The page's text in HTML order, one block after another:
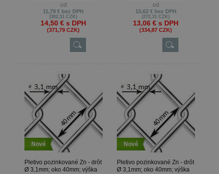
Metrová dĺžka je možná len pri
výrobe na presné metre, keď
zákazník potrebuje napr. 22m ,
13m atď.
od
11,79 € bez DPH
(302,31 CZK)
14,50 € s DPH
(371,79 CZK)
Metrová dĺžka je možná len pri
výrobe na presné metre, keď
zákazník potrebuje napr. 22m ,
13m atď.
od
10,62 € bez DPH
(272,31 CZK)
13,06 € s DPH
(334,87 CZK)
Nové
Pletivo pozinkované Zn - drôt
Ø 3,1mm; oko 40mm; výška
Nové
Pletivo pozinkované Zn - drôt
Ø 3,1mm; oko 40mm; výška